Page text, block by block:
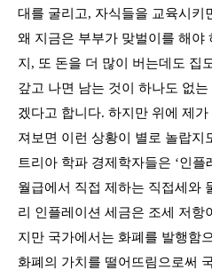
대를 굴리고, 자식들을 교육시키
왜 지금은 부부가 맞벌이를 해야
지 , 또 돈을 더 많이 버는데도 집
갚고 나면 남는 것이 하나도 없
겠다고 합니다. 하지만 위에 제
져보면 이런 상황이 별로 놀랍지
트리아 학파 경제학자들은 ‘인플
월급에서 직접 제하는 직접세와
리 인플레이션 세금은 조세 저항
지만 국가에서는 화폐를 발행함
화폐의 가치를 떨어뜨림으로써